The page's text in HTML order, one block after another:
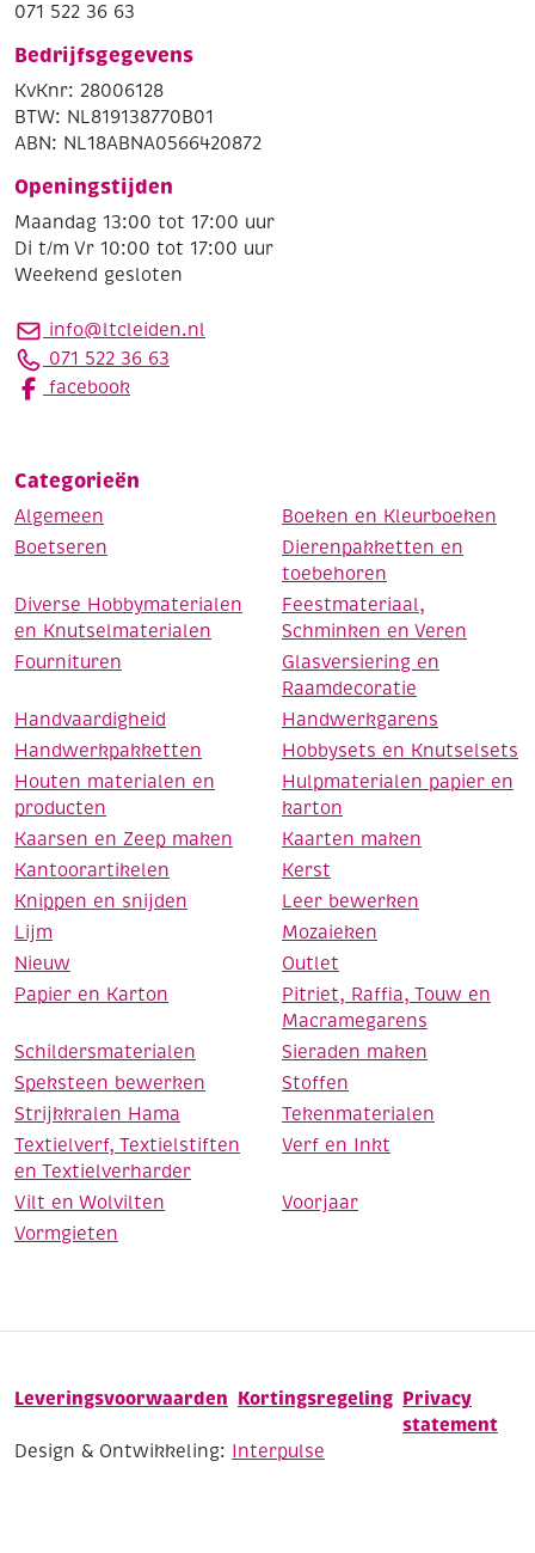
071 522 36 63
Bedrijfsgegevens
KvKnr: 28006128
BTW: NL819138770B01
ABN: NL18ABNA0566420872
Openingstijden
Maandag 13:00 tot 17:00 uur
Di t/m Vr 10:00 tot 17:00 uur
Weekend gesloten
info@ltcleiden.nl
071 522 36 63
facebook
Categorieën
Algemeen
Boeken en Kleurboeken
Boetseren
Dierenpakketten en
toebehoren
Diverse Hobbymaterialen
en Knutselmaterialen
Feestmateriaal,
Schminken en Veren
Fournituren
Glasversiering en
Raamdecoratie
Handvaardigheid
Handwerkgarens
Handwerkpakketten
Hobbysets en Knutselsets
Houten materialen en
producten
Hulpmaterialen papier en
karton
Kaarsen en Zeep maken
Kaarten maken
Kantoorartikelen
Kerst
Knippen en snijden
Leer bewerken
Lijm
Mozaieken
Nieuw
Outlet
Papier en Karton
Pitriet, Raffia, Touw en
Macramegarens
Schildersmaterialen
Sieraden maken
Speksteen bewerken
Stoffen
Strijkkralen Hama
Tekenmaterialen
Textielverf, Textielstiften
en Textielverharder
Verf en Inkt
Vilt en Wolvilten
Voorjaar
Vormgieten
Leveringsvoorwaarden Kortingsregeling Privacy
statement
Design & Ontwikkeling: Interpulse